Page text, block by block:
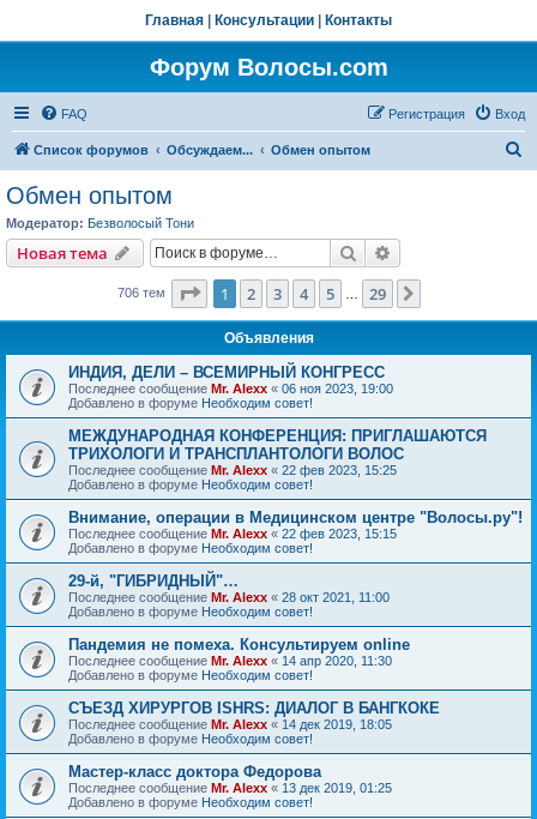
Главная Консультации Контакты
Форум Волосы.com
FAQ Вход
Регистрация
Список форумов Обсуждаем... Обмен опытом
Обмен опытом
Модератор: Безволосый Тони
Новая тема Поиск
706 тем Страница из 29
1 2 3 4 5 29
Объявления
ИНДИЯ, ДЕЛИ – ВСЕМИРНЫЙ КОНГРЕСС
Последнее сообщение Mr. Alexx « 06 ноя 2023, 19:00
Добавлено в форуме Необходим совет!
МЕЖДУНАРОДНАЯ КОНФЕРЕНЦИЯ: ПРИГЛАШАЮТСЯ
ТРИХОЛОГИ И ТРАНСПЛАНТОЛОГИ ВОЛОС
Последнее сообщение Mr. Alexx « 22 фев 2023, 15:25
Добавлено в форуме Необходим совет!
Внимание, операции в Медицинском центре "Волосы.ру"!
Последнее сообщение Mr. Alexx « 22 фев 2023, 15:15
Добавлено в форуме Необходим совет!
29-й, "ГИБРИДНЫЙ"…
Последнее сообщение Mr. Alexx « 28 окт 2021, 11:00
Добавлено в форуме Необходим совет!
Пандемия не помеха. Консультируем online
Последнее сообщение Mr. Alexx « 14 апр 2020, 11:30
Добавлено в форуме Необходим совет!
СЪЕЗД ХИРУРГОВ ISHRS: ДИАЛОГ В БАНГКОКЕ
Последнее сообщение Mr. Alexx « 14 дек 2019, 18:05
Добавлено в форуме Необходим совет!
Мастер-класс доктора Федорова
Последнее сообщение Mr. Alexx « 13 дек 2019, 01:25
Добавлено в форуме Необходим совет!